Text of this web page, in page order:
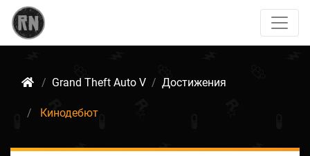
Grand Theft Auto V Достижения
Кинодебют